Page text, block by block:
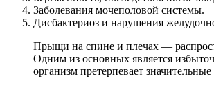
Заболевания мочеполовой системы.
Дисбактериоз и нарушения
Прыщи на спине и плечах —
Одним из основных является
организм претерпевает